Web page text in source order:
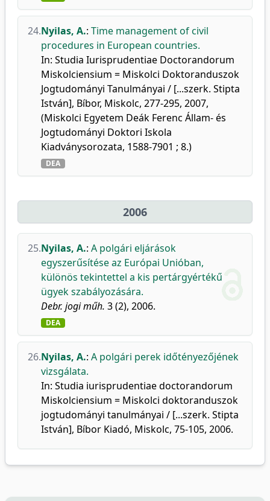
24.Nyilas, A.: Time management of civil
procedures in European countries.
In: Studia Iurisprudentiae Doctorandorum
Miskolciensium = Miskolci Doktoranduszok
Jogtudományi Tanulmányai / [...szerk. Stipta
István], Bíbor, Miskolc, 277-295, 2007,
(Miskolci Egyetem Deák Ferenc Állam- és
Jogtudományi Doktori Iskola
Kiadványsorozata, 1588-7901 ; 8.)
DEA
2006
25.Nyilas, A.: A polgári eljárások
egyszerűsítése az Európai Unióban,
különös tekintettel a kis pertárgyértékű
ügyek szabályozására.
Debr. jogi műh. 3 (2), 2006.
DEA
26.Nyilas, A.: A polgári perek időtényezőjének
vizsgálata.
In: Studia iurisprudentiae doctorandorum
Miskolciensium = Miskolci doktoranduszok
jogtudományi tanulmányai / [...szerk. Stipta
István], Bíbor Kiadó, Miskolc, 75-105, 2006.